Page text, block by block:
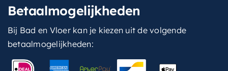
Betaalmogelijkheden
Bij Bad en Vloer kan je kiezen uit de volgende
betaalmogelijkheden: